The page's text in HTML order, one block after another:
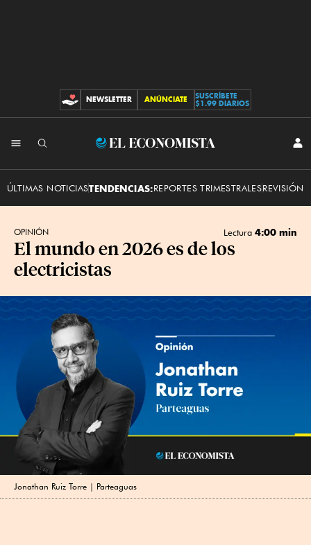
CONTRIBUCIONES
NEWSLETTER ANÚNCIATE
SUSCRÍBETE
$1.99 DIARIOS
El
ÚLTIMAS NOTICIASTENDENCIAS:REPORTES TRIMESTRALESREVISIÓN
OPINIÓN Lectura 4:00 min
El mundo en 2026 es de los
electricistas
Jonathan Ruiz Torre | Parteaguas